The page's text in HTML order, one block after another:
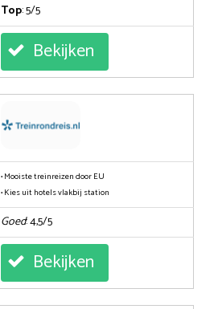
Top: 5/5
Bekijken
• Mooiste treinreizen door EU
• Kies uit hotels vlakbij station
Goed: 4,5/5
Bekijken